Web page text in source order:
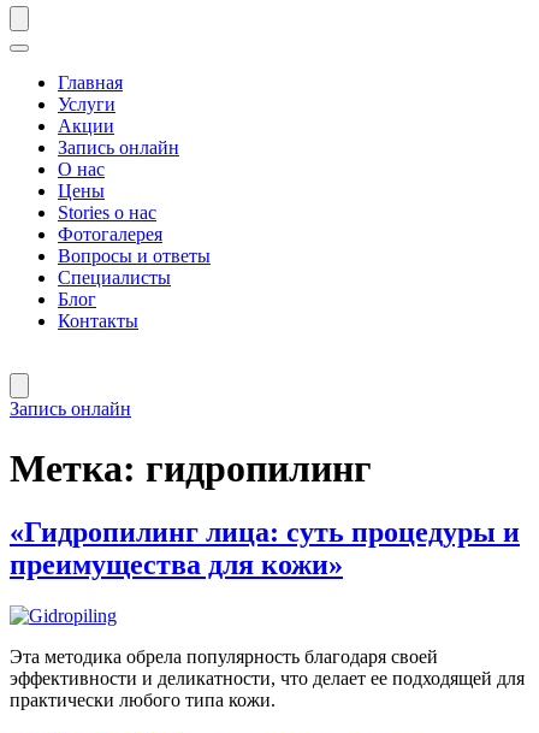
Главная
Услуги
Акции
Запись онлайн
О нас
Цены
Stories о нас
Фотогалерея
Вопросы и ответы
Специалисты
Блог
Контакты
Запись онлайн
Метка: гидропилинг
«Гидропилинг лица: суть процедуры и
преимущества для кожи»
Эта методика обрела популярность благодаря своей
эффективности и деликатности, что делает ее подходящей для
практически любого типа кожи.